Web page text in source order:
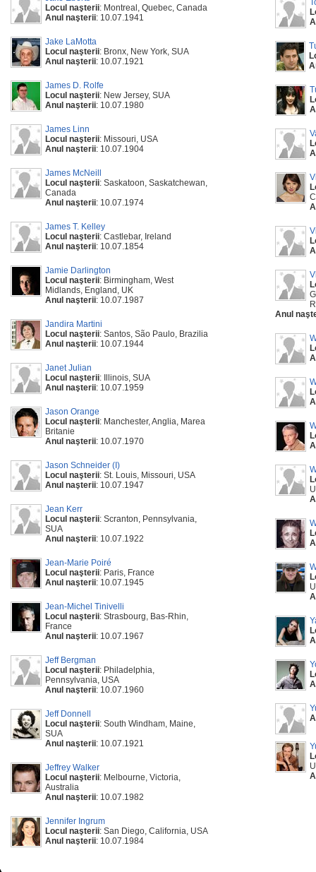
Locul naşterii: Montreal, Quebec, Canada
Anul naşterii: 10.07.1941
Jake LaMotta
Locul naşterii: Bronx, New York, SUA
Anul naşterii: 10.07.1921
James D. Rolfe
Locul naşterii: New Jersey, SUA
Anul naşterii: 10.07.1980
James Linn
Locul naşterii: Missouri, USA
Anul naşterii: 10.07.1904
James McNeill
Locul naşterii: Saskatoon, Saskatchewan,
Canada
Anul naşterii: 10.07.1974
James T. Kelley
Locul naşterii: Castlebar, Ireland
Anul naşterii: 10.07.1854
Jamie Darlington
Locul naşterii: Birmingham, West
Midlands, England, UK
Anul naşterii: 10.07.1987
Jandira Martini
Locul naşterii: Santos, São Paulo, Brazilia
Anul naşterii: 10.07.1944
Janet Julian
Locul naşterii: Illinois, SUA
Anul naşterii: 10.07.1959
Jason Orange
Locul naşterii: Manchester, Anglia, Marea
Britanie
Anul naşterii: 10.07.1970
Jason Schneider (I)
Locul naşterii: St. Louis, Missouri, USA
Anul naşterii: 10.07.1947
Jean Kerr
Locul naşterii: Scranton, Pennsylvania,
SUA
Anul naşterii: 10.07.1922
Jean-Marie Poiré
Locul naşterii: Paris, France
Anul naşterii: 10.07.1945
Jean-Michel Tinivelli
Locul naşterii: Strasbourg, Bas-Rhin,
France
Anul naşterii: 10.07.1967
Jeff Bergman
Locul naşterii: Philadelphia,
Pennsylvania, USA
Anul naşterii: 10.07.1960
Jeff Donnell
Locul naşterii: South Windham, Maine,
SUA
Anul naşterii: 10.07.1921
Jeffrey Walker
Locul naşterii: Melbourne, Victoria,
Australia
Anul naşterii: 10.07.1982
Jennifer Ingrum
Locul naşterii: San Diego, California, USA
Anul naşterii: 10.07.1984
Anul